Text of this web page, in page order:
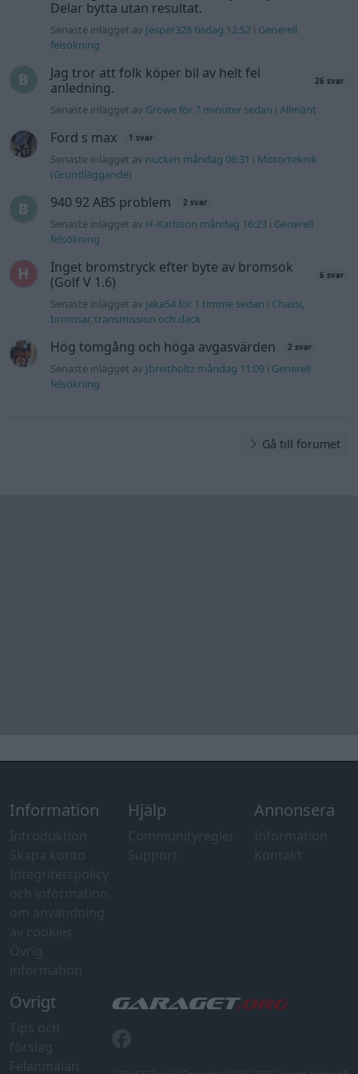
Delar bytta utan resultat.
Senaste inlägget av Jesper328 tisdag 12:52 i Generell
felsökning
Jag tror att folk köper bil av helt fel
anledning.
26 svar
Senaste inlägget av Growe för 7 minuter sedan iAllmänt
Ford s max 1 svar
Senaste inlägget av nucken måndag 06:31 i Motorteknik
(Grundläggande)
940 92 ABS problem 2 svar
Senaste inlägget av H-Karlsson måndag 16:23 i Generell
felsökning
Inget bromstryck efter byte av bromsok
(Golf V 1.6)
6 svar
Senaste inlägget av jaka54 för 1 timme sedan i Chassi,
bromsar, transmission och däck
Hög tomgång och höga avgasvärden 2 svar
Senaste inlägget av Jbreitholtz måndag 11:09 i Generell
felsökning
Gå till forumet
Information Hjälp Annonsera
Övrigt